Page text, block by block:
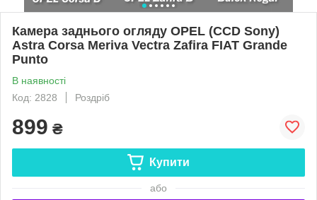
Камера заднього огляду OPEL (CCD Sony)
Astra Corsa Meriva Vectra Zafira FIAT Grande
Punto
В наявності
Код: 2828
Роздріб
899 ₴
Купити
або